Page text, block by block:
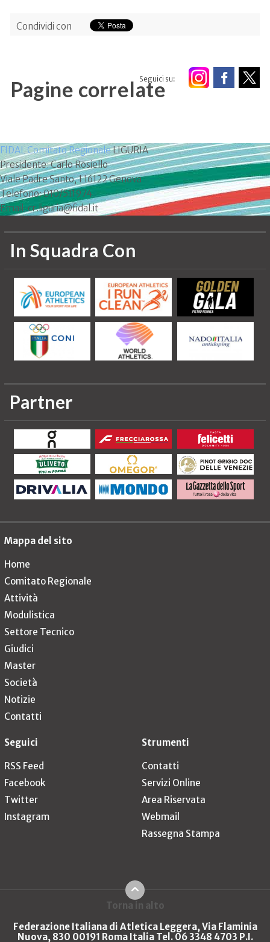
Condividi con
Seguici su:
Pagine correlate
FIDAL Comitato RegionaleLIGURIA
Presidente: Carlo Rosiello
Viale Padre Santo, 1 16122 Genova
Telefono: 010/511974
Email: cr.liguria@fidal.it
In Squadra Con
Partner
Mappa del sito
Home
Comitato Regionale
Attività
Modulistica
Settore Tecnico
Giudici
Master
Società
Notizie
Contatti
Seguici
RSS Feed
Facebook
Twitter
Instagram
Strumenti
Contatti
Servizi Online
Area Riservata
Webmail
Rassegna Stampa
Torna in alto
Federazione Italiana di Atletica Leggera, Via Flaminia
Nuova, 830 00191 Roma Italia Tel. 06 3348 4703 P.I.